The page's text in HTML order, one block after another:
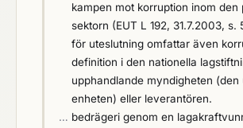
kampen mot korruption inom den
sektorn (EUT L 192, 31.7.2003, s.
för uteslutning omfattar även
definition i den nationella
upphandlande myndigheten (den
enheten) eller leverantören.
… bedrägeri genom en